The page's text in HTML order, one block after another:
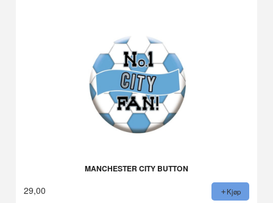
MANCHESTER CITY BUTTON
29,00 Kjøp